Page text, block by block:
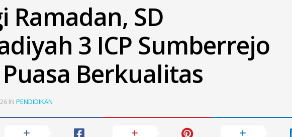
Ramadan, SD
3 ICP Sumberrejo
Berkualitas
INPENDIDIKAN